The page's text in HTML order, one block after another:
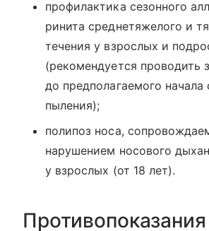
профилактика сезонного
ринита среднетяжелого и
течения у взрослых и
(рекомендуется проводить
до предполагаемого начала
пыления);
полипоз носа,
нарушением носового
у взрослых (от 18 лет).
Противопоказания